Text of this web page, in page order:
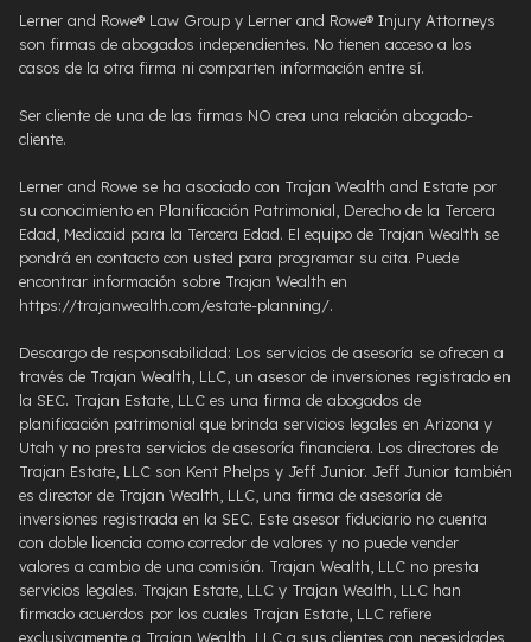
Lerner and Rowe® Law Group y Lerner and Rowe® Injury Attorneys
son firmas de abogados independientes. No tienen acceso a los
casos de la otra firma ni comparten información entre sí.
Ser cliente de una de las firmas NO crea una relación abogado-
cliente.
Lerner and Rowe se ha asociado con Trajan Wealth and Estate por
su conocimiento en Planificación Patrimonial, Derecho de la Tercera
Edad, Medicaid para la Tercera Edad. El equipo de Trajan Wealth se
pondrá en contacto con usted para programar su cita. Puede
encontrar información sobre Trajan Wealth en
https://trajanwealth.com/estate-planning/.
Descargo de responsabilidad: Los servicios de asesoría se ofrecen a
través de Trajan Wealth, LLC, un asesor de inversiones registrado en
la SEC. Trajan Estate, LLC es una firma de abogados de
planificación patrimonial que brinda servicios legales en Arizona y
Utah y no presta servicios de asesoría financiera. Los directores de
Trajan Estate, LLC son Kent Phelps y Jeff Junior. Jeff Junior también
es director de Trajan Wealth, LLC, una firma de asesoría de
inversiones registrada en la SEC. Este asesor fiduciario no cuenta
con doble licencia como corredor de valores y no puede vender
valores a cambio de una comisión. Trajan Wealth, LLC no presta
servicios legales. Trajan Estate, LLC y Trajan Wealth, LLC han
firmado acuerdos por los cuales Trajan Estate, LLC refiere
exclusivamente a Trajan Wealth, LLC a sus clientes con necesidades